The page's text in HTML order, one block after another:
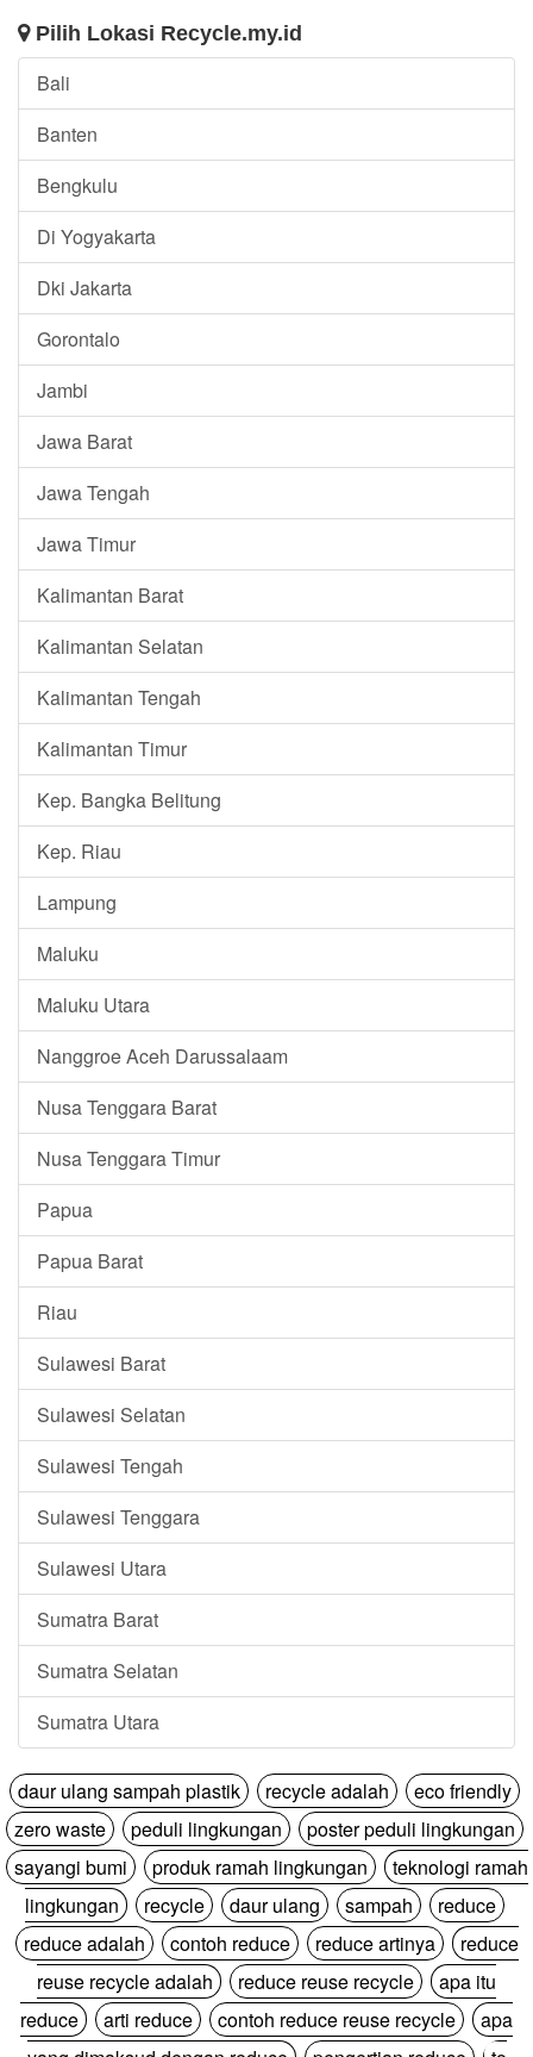
Pilih Lokasi Recycle.my.id
Bali
Banten
Bengkulu
Di Yogyakarta
Dki Jakarta
Gorontalo
Jambi
Jawa Barat
Jawa Tengah
Jawa Timur
Kalimantan Barat
Kalimantan Selatan
Kalimantan Tengah
Kalimantan Timur
Kep. Bangka Belitung
Kep. Riau
Lampung
Maluku
Maluku Utara
Nanggroe Aceh Darussalaam
Nusa Tenggara Barat
Nusa Tenggara Timur
Papua
Papua Barat
Riau
Sulawesi Barat
Sulawesi Selatan
Sulawesi Tengah
Sulawesi Tenggara
Sulawesi Utara
Sumatra Barat
Sumatra Selatan
Sumatra Utara
daur ulang sampah plastik recycle adalah
eco friendly
zero waste
peduli lingkungan
poster peduli lingkungan
sayangi bumi
produk ramah lingkungan
teknologi ramah
lingkungan
recycle daur ulang sampah
reduce
reduce adalah
contoh reduce reduce artinya
reduce
reuse recycle adalah
reduce reuse recycle
apa itu
reduce
arti reduce contoh reduce reuse recycle
apa